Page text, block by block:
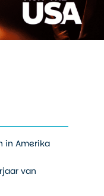
in Amerika
van